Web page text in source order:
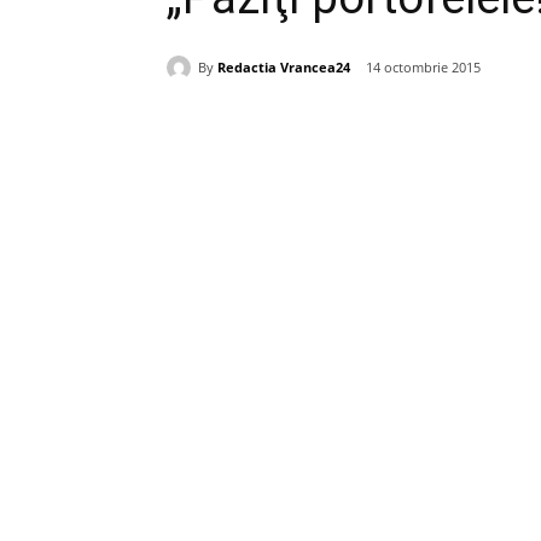
By Redactia Vrancea24 14 octombrie 2015